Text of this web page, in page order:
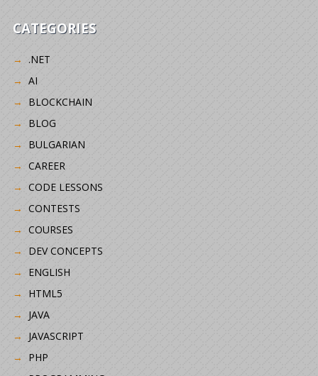
CATEGORIES
.NET
AI
BLOCKCHAIN
BLOG
BULGARIAN
CAREER
CODE LESSONS
CONTESTS
COURSES
DEV CONCEPTS
ENGLISH
HTML5
JAVA
JAVASCRIPT
PHP